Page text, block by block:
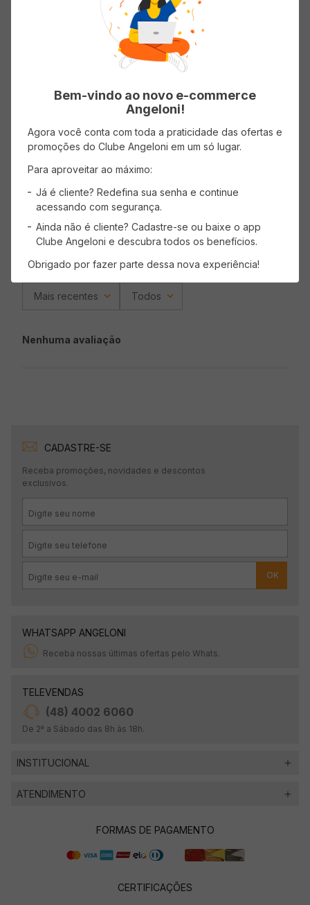
Avaliações
Classificação média: 0(0 avaliações)
3 estrelas
2 estrelas
1 estrela
Faça login para escrever uma avaliação.
Mais recentes Todos
Nenhuma avaliação
CADASTRE-SE
Receba promoções, novidades e descontos
exclusivos.
OK
WHATSAPP ANGELONI
Receba nossas últimas ofertas pelo Whats.
TELEVENDAS
(48) 4002 6060
De 2ª a Sábado das 8h às 18h.
INSTITUCIONAL
ATENDIMENTO
FORMAS DE PAGAMENTO
CERTIFICAÇÕES
Bem-vindo ao novo e-commerce
Angeloni!
Agora você conta com toda a praticidade das ofertas e
promoções do Clube Angeloni em um só lugar.
Para aproveitar ao máximo:
Já é cliente? Redefina sua senha e continue
acessando com segurança.
Ainda não é cliente? Cadastre-se ou baixe o app
Clube Angeloni e descubra todos os benefícios.
Obrigado por fazer parte dessa nova experiência!